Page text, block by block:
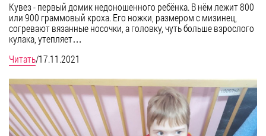
Кувез - первый домик недоношенного ребёнка. В нём лежит 800
или 900 граммовый кроха. Его ножки, размером с мизинец,
согревают вязанные носочки, а головку, чуть больше взрослого
кулака, утепляет…
Читать/17.11.2021